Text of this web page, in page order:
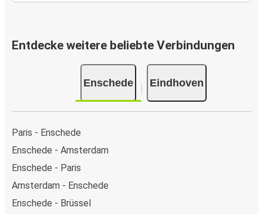
Entdecke weitere beliebte Verbindungen
Enschede Eindhoven
Paris - Enschede
Enschede - Amsterdam
Enschede - Paris
Amsterdam - Enschede
Enschede - Brüssel